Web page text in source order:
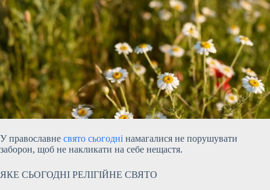
У православне свято сьогодні намагалися не порушувати
заборон, щоб не накликати на себе нещастя.
ЯКЕ СЬОГОДНІ РЕЛІГІЙНЕ СВЯТО